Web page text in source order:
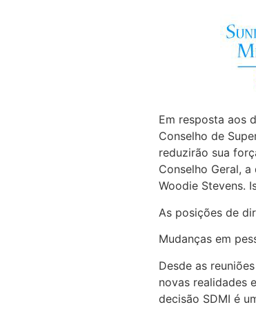
Em resposta aos
Conselho de
reduzirão sua
Conselho Geral,
Woodie Stevens.
As posições de
Mudanças em
Desde as
novas realidades
decisão SDMI é